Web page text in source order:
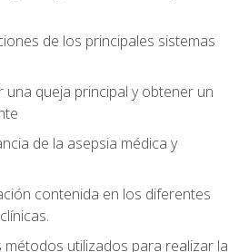
de los principales sistemas
una queja principal y obtener un
de la asepsia médica y
contenida en los diferentes
utilizados para realizar la